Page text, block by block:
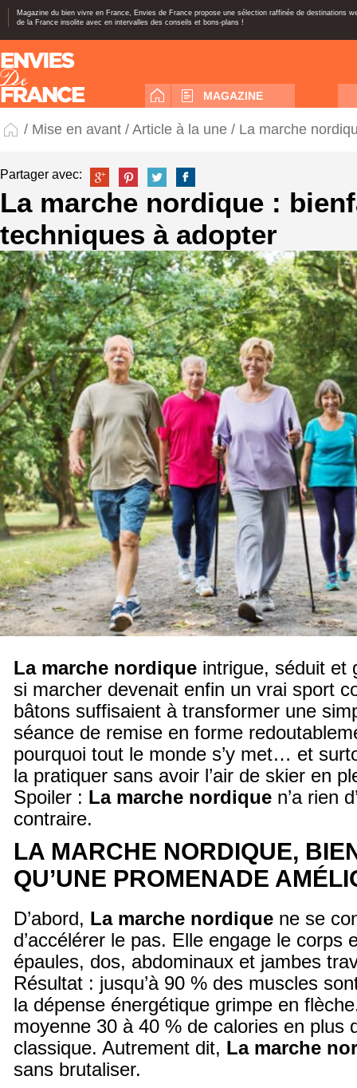
Magazine du bien vivre en France, Envies de France propose une sélection raffinée de destinations
de la France insolite avec en intervalles des conseils et bons-plans !
MAGAZINE
/ Mise en avant / Article à la une / La marche
Partager avec:
La marche nordique :
techniques à adopter
La marche nordique intrigue, séduit et
si marcher devenait enfin un vrai sport
bâtons suffisaient à transformer une
séance de remise en forme
pourquoi tout le monde s’y met… et
la pratiquer sans avoir l’air de skier en
Spoiler : La marche nordique n’a rien
contraire.
LA MARCHE NORDIQUE,
QU’UNE PROMENADE
D’abord, La marche nordique ne se
d’accélérer le pas. Elle engage le corps
épaules, dos, abdominaux et jambes
Résultat : jusqu’à 90 % des muscles
la dépense énergétique grimpe en
moyenne 30 à 40 % de calories en plus
classique. Autrement dit, La marche
sans brutaliser.